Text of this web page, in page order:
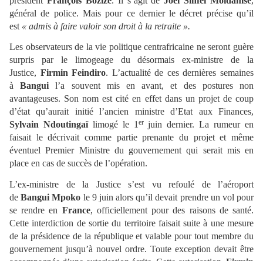
général de police. Mais pour ce dernier le décret précise qu’il
est « admis à faire valoir son droit à la retraite ».
Les observateurs de la vie politique centrafricaine ne seront guère
surpris par le limogeage du désormais ex-ministre de la
Justice, Firmin Feindiro. L’actualité de ces dernières semaines
àBangui l’a souvent mis en avant, et des postures non
avantageuses. Son nom est cité en effet dans un projet de coup
d’état qu’aurait initié l’ancien ministre d’Etat aux Finances,
Sylvain Ndoutingaïlimogé le 1erjuin dernier. La rumeur en
faisait le décrivait comme partie prenante du projet et même
éventuel Premier Ministre du gouvernement qui serait mis en
place en cas de succès de l’opération.
L’ex-ministre de la Justice s’est vu refoulé de l’aéroport
deBangui Mpoko le 9 juin alors qu’il devait prendre un vol pour
se rendre en France, officiellement pour des raisons de santé.
Cette interdiction de sortie du territoire faisait suite à une mesure
de la présidence de la république et valable pour tout membre du
gouvernement jusqu’à nouvel ordre. Toute exception devait être